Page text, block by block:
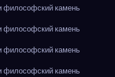
философский камень
философский камень
философский камень
философский камень